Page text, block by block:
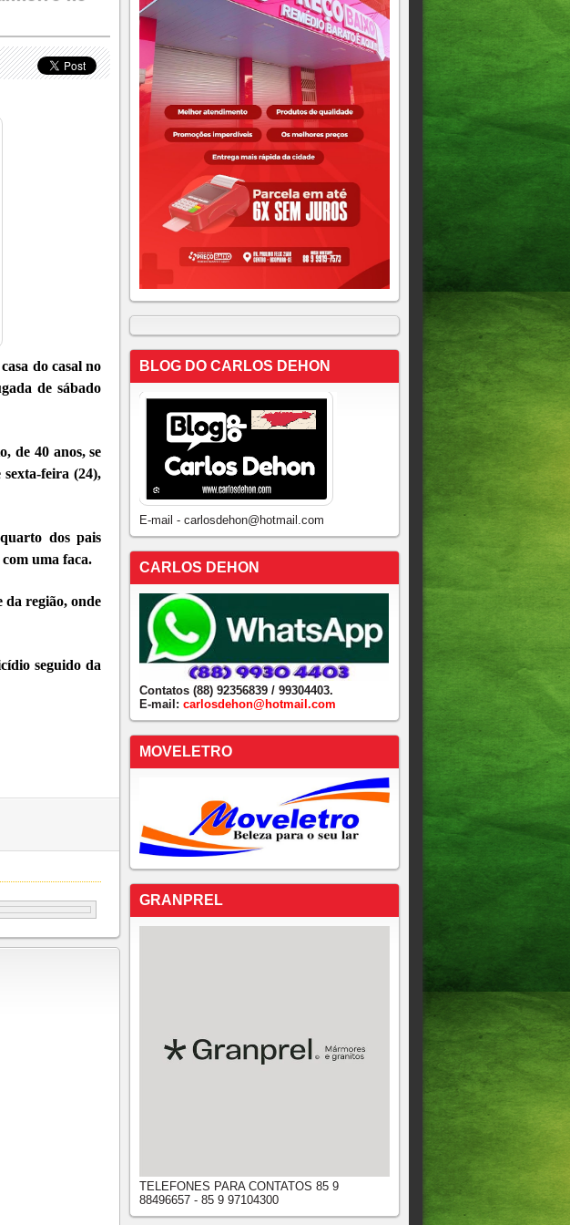
do casal no
de sábado
de 40 anos, se
feira (24),
dos pais
uma faca.
da região, onde
seguido da
BLOG DO CARLOS DEHON
E-mail - carlosdehon@hotmail.com
CARLOS DEHON
Contatos (88) 92356839 / 99304403.
E-mail: carlosdehon@hotmail.com
MOVELETRO
GRANPREL
TELEFONES PARA CONTATOS 85 9
88496657 - 85 9 97104300